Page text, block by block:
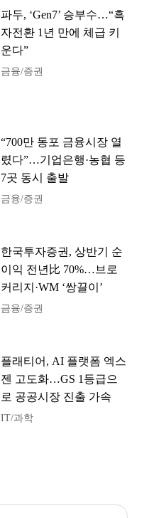
파두, ‘Gen7’ 승부수…“흑
자전환 1년 만에 체급 키
운다”
금융/증권
“700만 동포 금융시장 열
렸다”…기업은행·농협 등
7곳 동시 출발
금융/증권
한국투자증권, 상반기 순
이익 전년比 70%…브로
커리지·WM ‘쌍끌이’
금융/증권
플래티어, AI 플랫폼 엑스
젠 고도화…GS 1등급으
로 공공시장 진출 가속
IT/과학